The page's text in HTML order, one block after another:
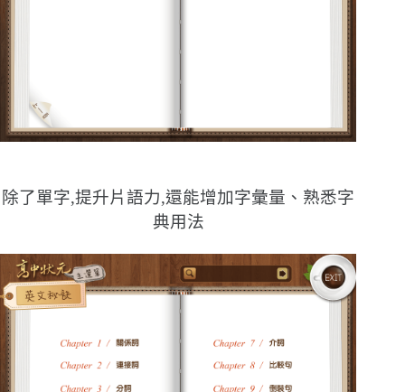
除了單字,提升片語力,還能增加字彙量、熟悉字
典用法